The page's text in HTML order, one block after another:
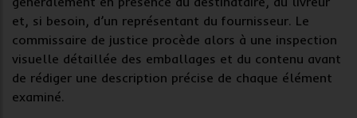
et, si besoin, d’un représentant du fournisseur. Le
commissaire de justice procède alors à une inspection
visuelle détaillée des emballages et du contenu avant
de rédiger une description précise de chaque élément
examiné.